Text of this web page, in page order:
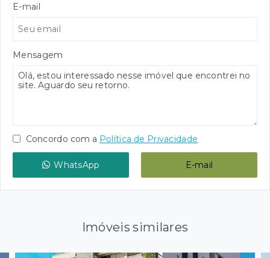
E-mail
Mensagem
Concordo com a Política de Privacidade
WhatsApp E-mail
Imóveis similares